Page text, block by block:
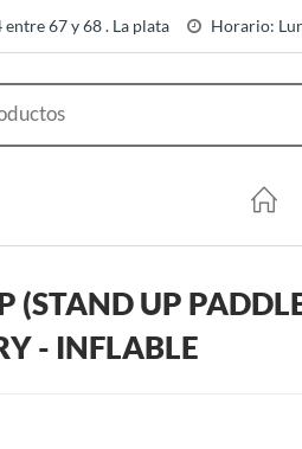
entre 67 y 68 . La plata Horario:
(STAND UP
- INFLABLE